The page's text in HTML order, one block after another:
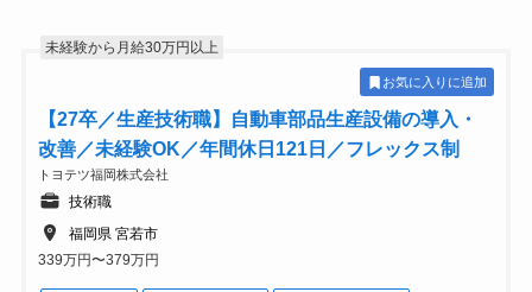
未経験から月給30万円以上
お気に入りに追加
【27卒／生産技術職】自動車部品生産設備の導入・
改善／未経験OK／年間休日121日／フレックス制
トヨテツ福岡株式会社
技術職
福岡県 宮若市
339万円〜379万円